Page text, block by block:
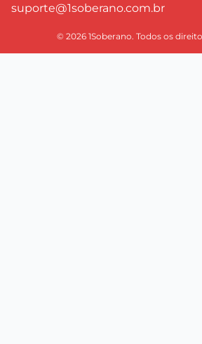
suporte@1soberano.com.br
© 2026 1Soberano. Todos os